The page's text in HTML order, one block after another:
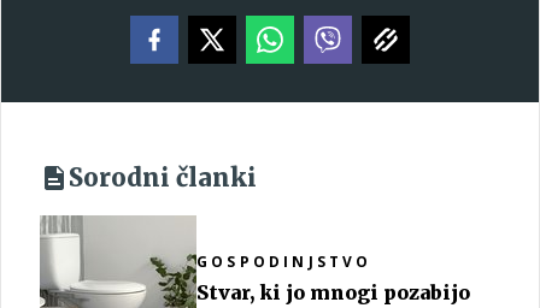
Sorodni članki
GOSPODINJSTVO
Stvar, ki jo mnogi pozabijo